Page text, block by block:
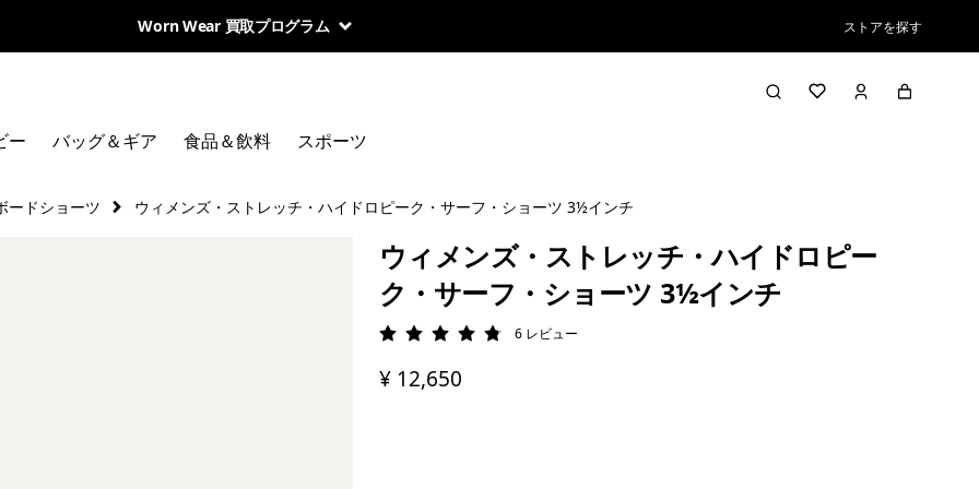
Worn Wear 買取プログラム ストアを探す
ー バッグ＆ギア 食品＆飲料 スポーツ
ードショーツ ウィメンズ・ストレッチ・ハイドロピーク・サーフ・ショーツ 3½インチ
ウィメンズ・ストレッチ・ハイドロピー
ク・サーフ・ショーツ 3½インチ
評価: 4.8 / 5
6 レビュー
¥ 12,650